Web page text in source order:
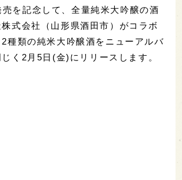
を記念して、全量純米大吟醸の酒
式会社（山形県酒田市）がコラボ
種類の純米大吟醸酒をニューアルバ
く2月5日(金)にリリースします。